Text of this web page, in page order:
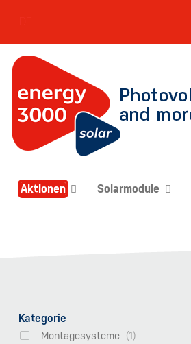
Aktionen Solarmodule
Kategorie
Montagesysteme